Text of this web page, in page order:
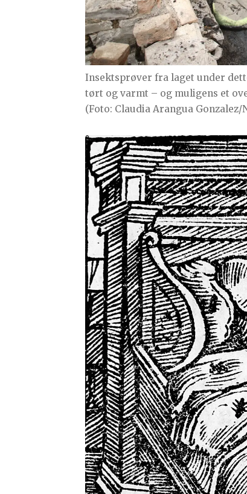
Insektsprøver fra laget under
tørt og varmt – og muligens et
(Foto: Claudia Arangua Gonzalez/